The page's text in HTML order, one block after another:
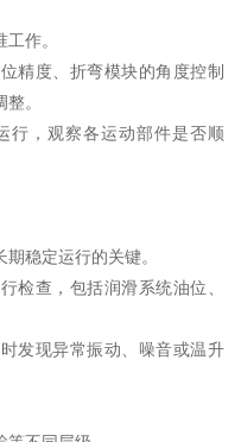
作。
精度、折弯模块的角度控制
。
行，观察各运动部件是否顺
稳定运行的关键。
检查，包括润滑系统油位、
发现异常振动、噪音或温升